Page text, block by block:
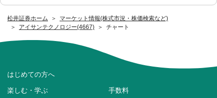
松井証券ホーム
マーケット情報(株式市況・株価検索など)
アイサンテクノロジー(4667)
チャート
はじめての方へ
楽しむ・学ぶ 手数料